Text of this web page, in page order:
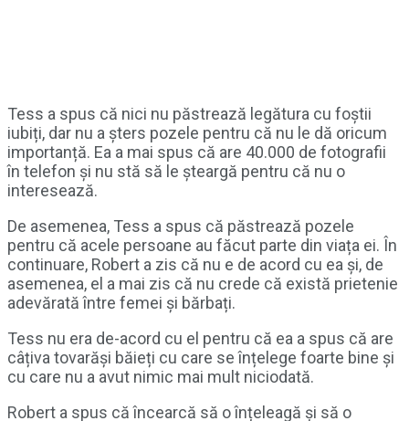
Tess a spus că nici nu păstrează legătura cu foștii
iubiți, dar nu a șters pozele pentru că nu le dă oricum
importanță. Ea a mai spus că are 40.000 de fotografii
în telefon și nu stă să le șteargă pentru că nu o
interesează.
De asemenea, Tess a spus că păstrează pozele
pentru că acele persoane au făcut parte din viața ei. În
continuare, Robert a zis că nu e de acord cu ea și, de
asemenea, el a mai zis că nu crede că există prietenie
adevărată între femei și bărbați.
Tess nu era de-acord cu el pentru că ea a spus că are
câțiva tovarăși băieți cu care se înțelege foarte bine și
cu care nu a avut nimic mai mult niciodată.
Robert a spus că încearcă să o înțeleagă și să o